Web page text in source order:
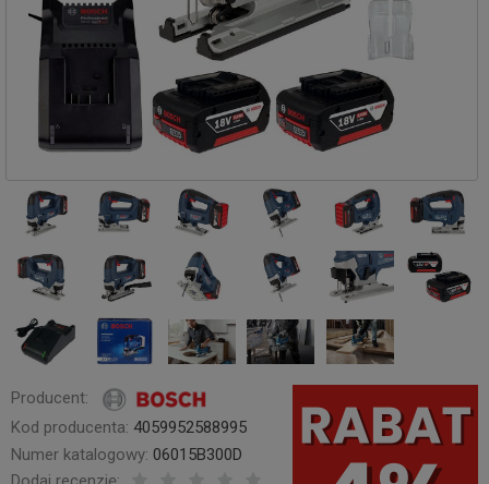
Producent:
Kod producenta: 4059952588995
Numer katalogowy: 06015B300D